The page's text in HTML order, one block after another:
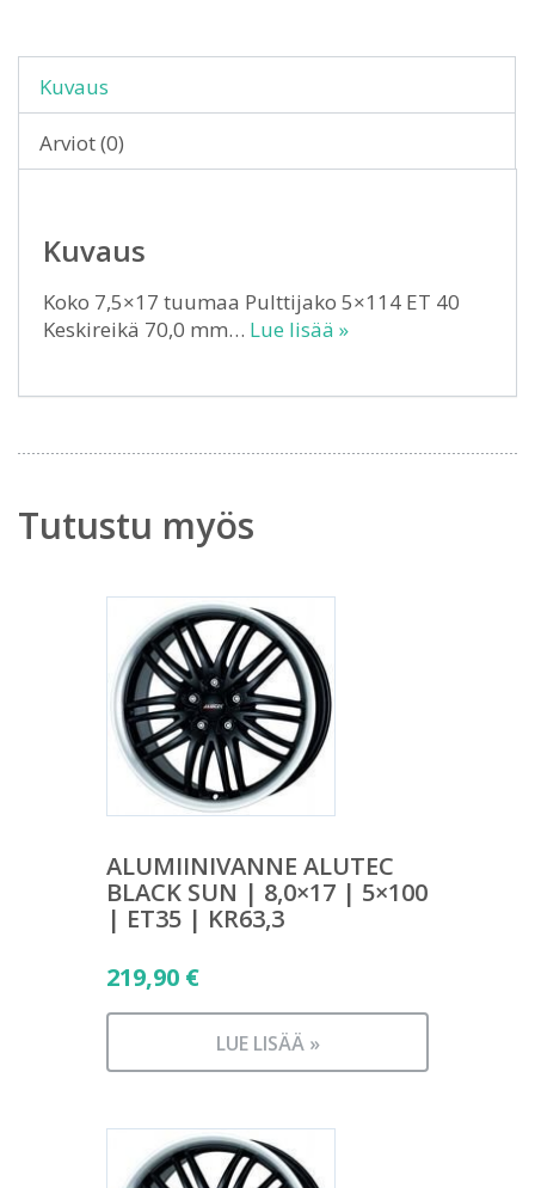
Kuvaus
Arviot (0)
Kuvaus
Koko 7,5×17 tuumaa Pulttijako 5×114 ET 40
Keskireikä 70,0 mm… Lue lisää »
Tutustu myös
ALUMIINIVANNE ALUTEC
BLACK SUN | 8,0×17 | 5×100
| ET35 | KR63,3
219,90 €
LUE LISÄÄ »